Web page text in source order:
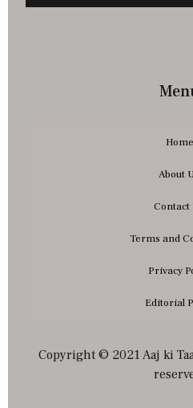
Home
About
Contact
Terms and
Privacy
Editorial
Copyright © 2021 Aaj ki